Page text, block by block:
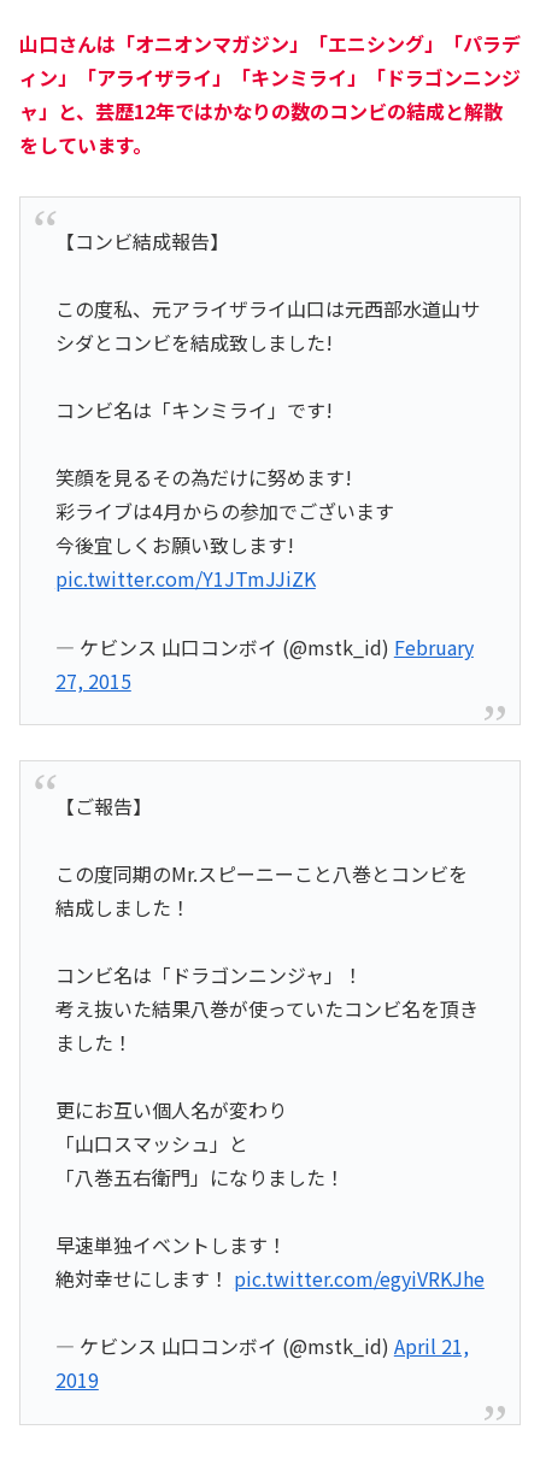
山口さんは「オニオンマガジン」「エニシング」「パラデ
ィン」「アライザライ」「キンミライ」「ドラゴンニンジ
ャ」と、芸歴12年ではかなりの数のコンビの結成と解散
をしています。
【コンビ結成報告】
この度私、元アライザライ山口は元西部水道山サ
シダとコンビを結成致しました!
コンビ名は「キンミライ」です!
笑顔を見るその為だけに努めます!
彩ライブは4月からの参加でございます
今後宜しくお願い致します!
pic.twitter.com/Y1JTmJJiZK
— ケビンス 山口コンボイ (@mstk_id) February
27, 2015
【ご報告】
この度同期のMr.スピーニーこと八巻とコンビを
結成しました！
コンビ名は「ドラゴンニンジャ」！
考え抜いた結果八巻が使っていたコンビ名を頂き
ました！
更にお互い個人名が変わり
「山口スマッシュ」と
「八巻五右衛門」になりました！
早速単独イベントします！
絶対幸せにします！ pic.twitter.com/egyiVRKJhe
— ケビンス 山口コンボイ (@mstk_id) April 21,
2019